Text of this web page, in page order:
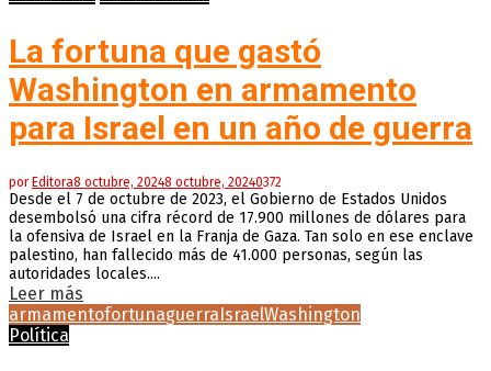
La fortuna que gastó
Washington en armamento
para Israel en un año de guerra
porEditora8 octubre, 20248 octubre, 20240372
Desde el 7 de octubre de 2023, el Gobierno de Estados Unidos
desembolsó una cifra récord de 17.900 millones de dólares para
la ofensiva de Israel en la Franja de Gaza. Tan solo en ese enclave
palestino, han fallecido más de 41.000 personas, según las
autoridades locales....
Leer más
armamentofortunaguerraIsraelWashington
Política